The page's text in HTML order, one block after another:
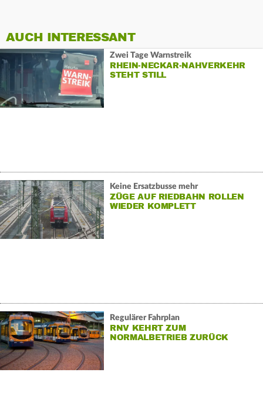
AUCH INTERESSANT
Zwei Tage Warnstreik
RHEIN-NECKAR-NAHVERKEHR
STEHT STILL
Keine Ersatzbusse mehr
ZÜGE AUF RIEDBAHN ROLLEN
WIEDER KOMPLETT
Regulärer Fahrplan
RNV KEHRT ZUM
NORMALBETRIEB ZURÜCK